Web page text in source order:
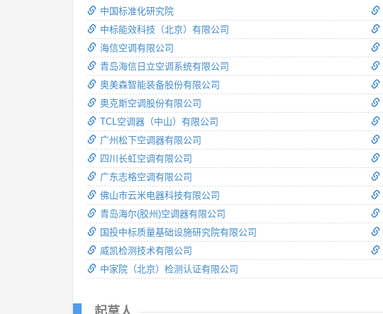
中国标准化研究院
中标能效科技（北京）有限公司
海信空调有限公司
青岛海信日立空调系统有限公司
奥美森智能装备股份有限公司
奥克斯空调股份有限公司
TCL空调器（中山）有限公司
广州松下空调器有限公司
四川长虹空调有限公司
广东志格空调有限公司
佛山市云米电器科技有限公司
青岛海尔(胶州)空调器有限公司
国投中标质量基础设施研究院有限公司
威凯检测技术有限公司
中家院（北京）检测认证有限公司